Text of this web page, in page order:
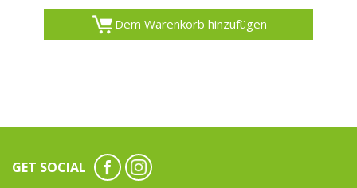
Dem Warenkorb hinzufügen
GET SOCIAL